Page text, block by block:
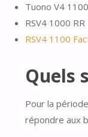
Tuono V4
RSV4 1000 RR
RSV4 1100
Quels
Pour la
répondre aux